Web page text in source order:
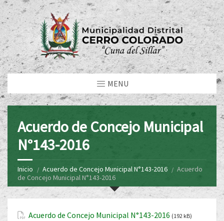
MENU
Acuerdo de Concejo Municipal
N°143-2016
Inicio Acuerdo de Concejo Municipal N°143-2016
Acuerdo
de Concejo Municipal N°143-2016
Acuerdo de Concejo Municipal N°143-2016 (192 kB)